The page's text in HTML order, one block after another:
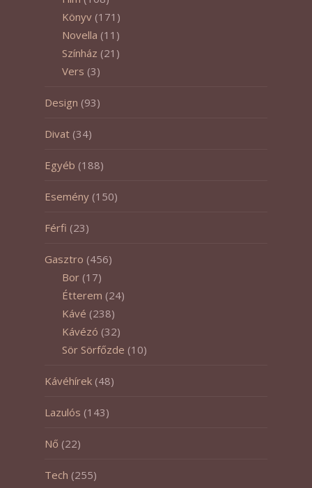
Könyv (171)
Novella (11)
Színház (21)
Vers (3)
Design (93)
Divat (34)
Egyéb (188)
Esemény (150)
Férfi (23)
Gasztro (456)
Bor (17)
Étterem (24)
Kávé (238)
Kávézó (32)
Sör Sörfőzde (10)
Kávéhírek (48)
Lazulós (143)
Nő (22)
Tech (255)